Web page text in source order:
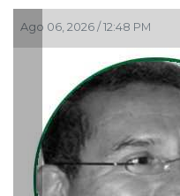
/ 12:48 PM